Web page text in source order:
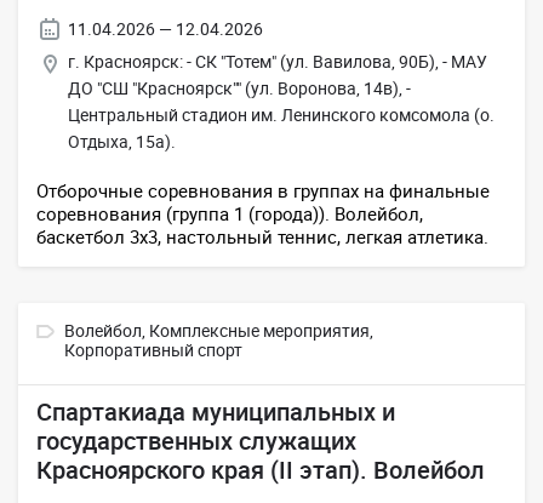
11.04.2026 — 12.04.2026
г. Красноярск: - СК "Тотем" (ул. Вавилова, 90Б), - МАУ
ДО "СШ "Красноярск"" (ул. Воронова, 14в), -
Центральный стадион им. Ленинского комсомола (о.
Отдыха, 15а).
Отборочные соревнования в группах на финальные
соревнования (группа 1 (города)). Волейбол,
баскетбол 3х3, настольный теннис, легкая атлетика.
Волейбол, Комплексные мероприятия,
Корпоративный спорт
Спартакиада муниципальных и
государственных служащих
Красноярского края (II этап). Волейбол